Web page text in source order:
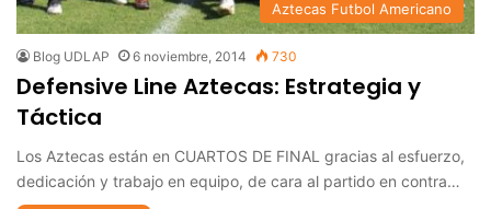
Aztecas Futbol Americano
Blog UDLAP 6 noviembre, 2014 730
Defensive Line Aztecas: Estrategia y
Táctica
Los Aztecas están en CUARTOS DE FINAL gracias al esfuerzo,
dedicación y trabajo en equipo, de cara al partido en contra…